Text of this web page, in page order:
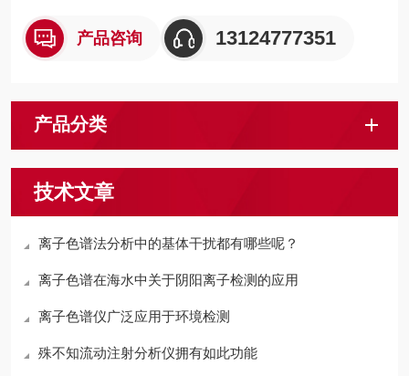
产品咨询 13124777351
产品分类
技术文章
离子色谱法分析中的基体干扰都有哪些呢？
离子色谱在海水中关于阴阳离子检测的应用
离子色谱仪广泛应用于环境检测
殊不知流动注射分析仪拥有如此功能